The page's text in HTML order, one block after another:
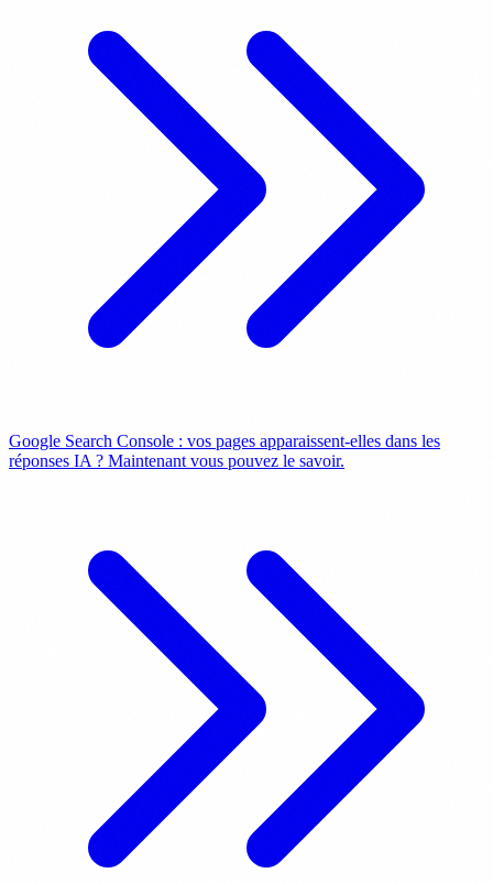
Google Search Console : vos pages apparaissent-elles dans les
réponses IA ? Maintenant vous pouvez le savoir.